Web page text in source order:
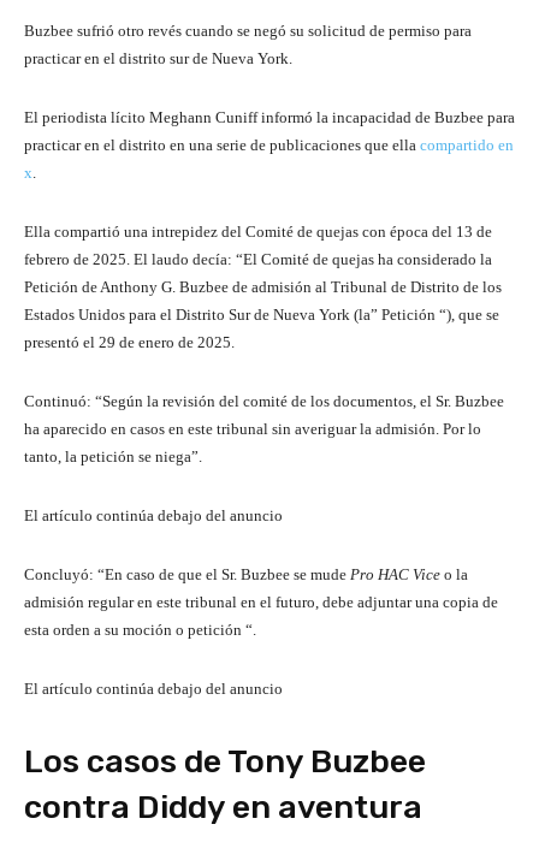
Buzbee sufrió otro revés cuando se negó su solicitud de permiso para
practicar en el distrito sur de Nueva York.
El periodista lícito Meghann Cuniff informó la incapacidad de Buzbee para
practicar en el distrito en una serie de publicaciones que ella compartido en
x.
Ella compartió una intrepidez del Comité de quejas con época del 13 de
febrero de 2025. El laudo decía: “El Comité de quejas ha considerado la
Petición de Anthony G. Buzbee de admisión al Tribunal de Distrito de los
Estados Unidos para el Distrito Sur de Nueva York (la” Petición “), que se
presentó el 29 de enero de 2025.
Continuó: “Según la revisión del comité de los documentos, el Sr. Buzbee
ha aparecido en casos en este tribunal sin averiguar la admisión. Por lo
tanto, la petición se niega”.
El artículo continúa debajo del anuncio
Concluyó: “En caso de que el Sr. Buzbee se mude Pro HAC Vice o la
admisión regular en este tribunal en el futuro, debe adjuntar una copia de
esta orden a su moción o petición “.
El artículo continúa debajo del anuncio
Los casos de Tony Buzbee
contra Diddy en aventura